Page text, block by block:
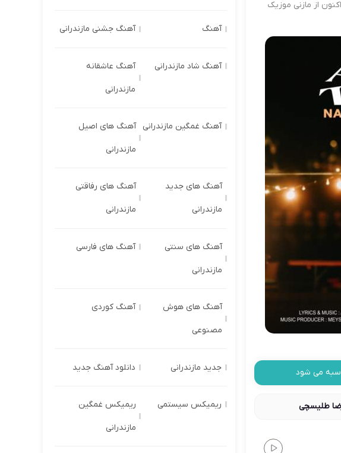
از مازنی موزیک
می شود
طلیسچی
آهنگ آهنگ جشنی مازندرانی
آهنگ شاد مازندرانی آهنگ عاشقانه
مازندرانی
آهنگ غمگین مازندرانی آهنگ های اصیل
مازندرانی
آهنگ های جدید
مازندرانی
آهنگ های رفاقتی
مازندرانی
آهنگ های سنتی
مازندرانی
آهنگ های فارسی
آهنگ های هوش
مصنوعی
آهنگ کوردی
جدید مازندرانی دانلود آهنگ جدید
ریمیکس سیستمی ریمیکس غمگین
مازندرانی